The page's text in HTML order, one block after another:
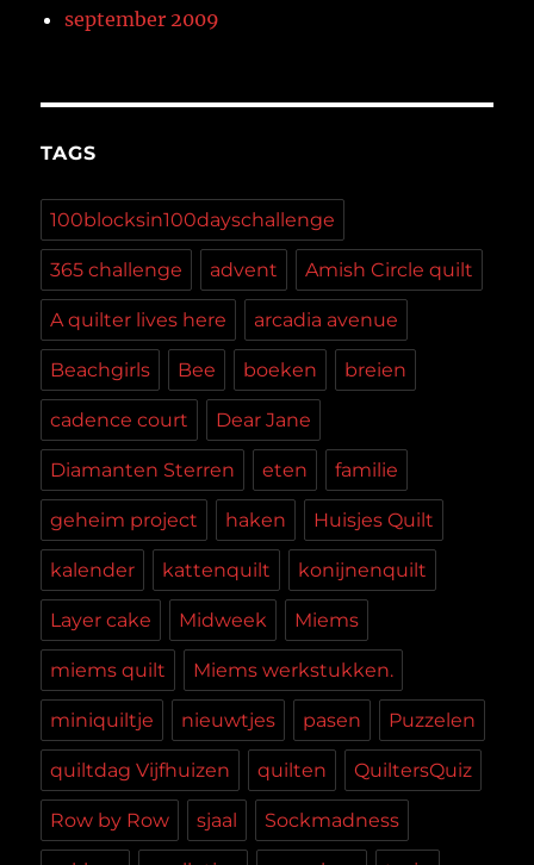
september 2009
TAGS
100blocksin100dayschallenge
365 challenge advent Amish Circle quilt
A quilter lives here arcadia avenue
Beachgirls Bee boeken breien
cadence court Dear Jane
Diamanten Sterren eten familie
geheim project haken Huisjes Quilt
kalender kattenquilt konijnenquilt
Layer cake Midweek Miems
miems quilt Miems werkstukken.
miniquiltje nieuwtjes pasen Puzzelen
quiltdag Vijfhuizen quilten QuiltersQuiz
Row by Row sjaal Sockmadness